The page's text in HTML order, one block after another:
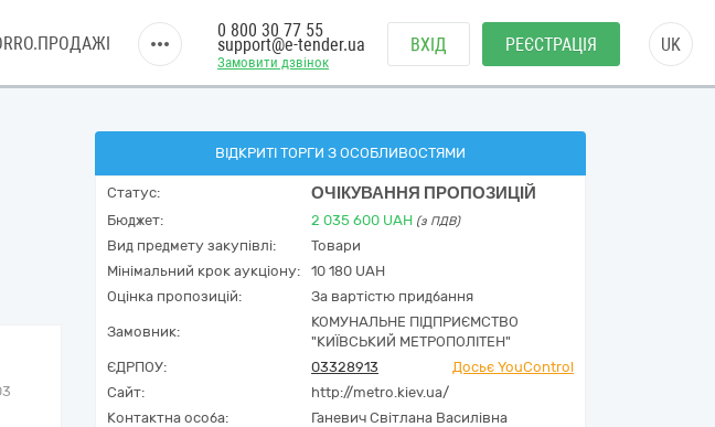
Замовити дзвінок
0 800 30 77 55
support@e-tender.ua ВХІД РЕЄСТРАЦІЯ UK
ВІДКРИТІ ТОРГИ З ОСОБЛИВОСТЯМИ
Статус: ОЧІКУВАННЯ ПРОПОЗИЦІЙ
Бюджет: 2 035 600 UAH (з ПДВ)
Вид предмету закупівлі:
Товари
Мінімальний крок аукціону:
10 180 UAH
Оцінка пропозицій:
За вартістю придбання
Замовник:
КОМУНАЛЬНЕ ПІДПРИЄМСТВО
"КИЇВСЬКИЙ МЕТРОПОЛІТЕН"
ЄДРПОУ:
03328913
Досьє YouControl
Сайт:
http://metro.kiev.ua/
Контактна особа:
Ганевич Світлана Василівна